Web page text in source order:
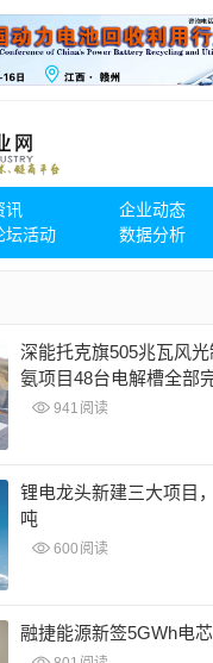
讯 企业动态
坛活动 数据分析
深能托克旗505兆瓦风
氨项目48台电解槽全部
941 阅读
锂电龙头新建三大项目
吨
600 阅读
融捷能源新签5GWh电